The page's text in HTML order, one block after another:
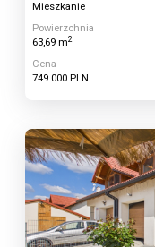
Mieszkanie
Powierzchnia
63,69 m2
Cena
749 000 PLN